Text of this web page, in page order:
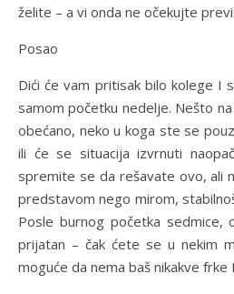
želite – a vi onda ne očekujte
Posao
Dići će vam pritisak bilo kolege I
samom početku nedelje. Nešto
obećano, neko u koga ste se
ili će se situacija izvrnuti
spremite se da rešavate ovo, ali
predstavom nego mirom,
Posle burnog početka sedmice,
prijatan – čak ćete se u nekim
moguće da nema baš nikakve frke